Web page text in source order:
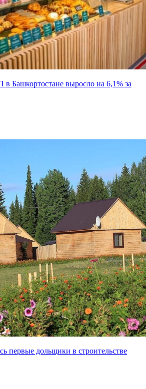
Башкортостане выросло на 6,1% за
первые дольщики в строительстве